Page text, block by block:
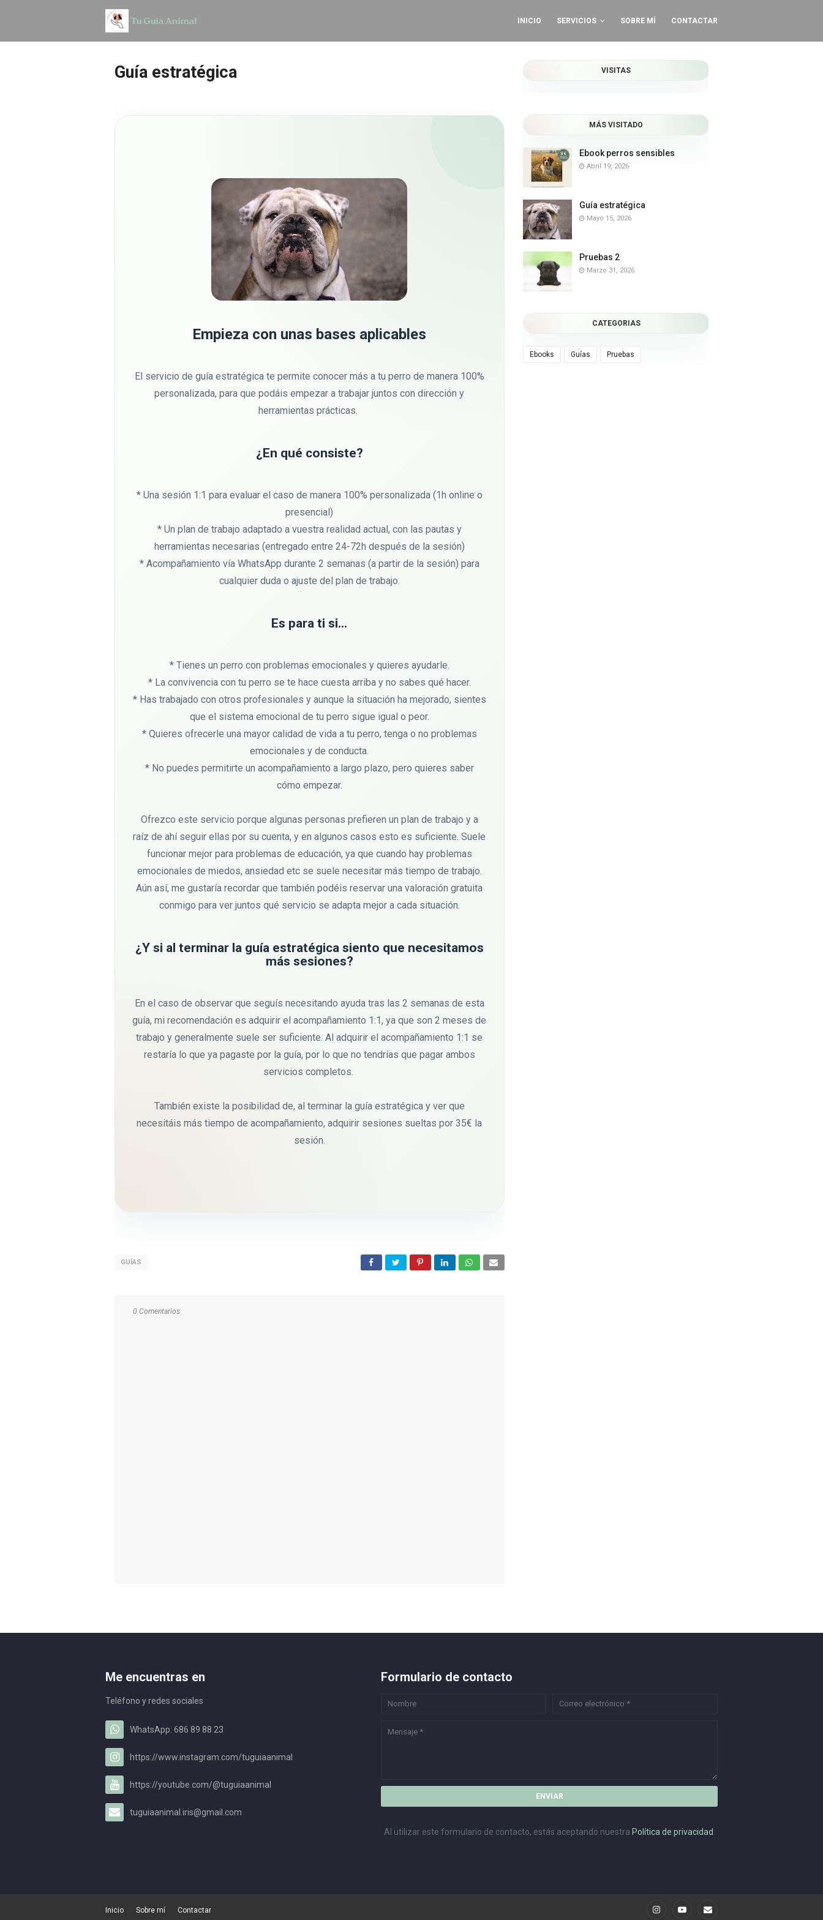
INICIO SERVICIOS SOBRE MÍ CONTACTAR
Guía estratégica
Empieza con unas bases aplicables
El servicio de guía estratégica te permite conocer más a tu perro de manera 100%
personalizada, para que podáis empezar a trabajar juntos con dirección y
herramientas prácticas.
¿En qué consiste?
* Una sesión 1:1 para evaluar el caso de manera 100% personalizada (1h online o
presencial)
* Un plan de trabajo adaptado a vuestra realidad actual, con las pautas y
herramientas necesarias (entregado entre 24-72h después de la sesión)
* Acompañamiento vía WhatsApp durante 2 semanas (a partir de la sesión) para
cualquier duda o ajuste del plan de trabajo.
Es para ti si...
* Tienes un perro con problemas emocionales y quieres ayudarle.
* La convivencia con tu perro se te hace cuesta arriba y no sabes qué hacer.
* Has trabajado con otros profesionales y aunque la situación ha mejorado, sientes
que el sistema emocional de tu perro sigue igual o peor.
* Quieres ofrecerle una mayor calidad de vida a tu perro, tenga o no problemas
emocionales y de conducta.
* No puedes permitirte un acompañamiento a largo plazo, pero quieres saber
cómo empezar.
Ofrezco este servicio porque algunas personas prefieren un plan de trabajo y a
raíz de ahí seguir ellas por su cuenta, y en algunos casos esto es suficiente. Suele
funcionar mejor para problemas de educación, ya que cuando hay problemas
emocionales de miedos, ansiedad etc se suele necesitar más tiempo de trabajo.
Aún así, me gustaría recordar que también podéis reservar una valoración gratuita
conmigo para ver juntos qué servicio se adapta mejor a cada situación.
¿Y si al terminar la guía estratégica siento que necesitamos
más sesiones?
En el caso de observar que seguís necesitando ayuda tras las 2 semanas de esta
guía, mi recomendación es adquirir el acompañamiento 1:1, ya que son 2 meses de
trabajo y generalmente suele ser suficiente. Al adquirir el acompañamiento 1:1 se
restaría lo que ya pagaste por la guía, por lo que no tendrías que pagar ambos
servicios completos.
También existe la posibilidad de, al terminar la guía estratégica y ver que
necesitáis más tiempo de acompañamiento, adquirir sesiones sueltas por 35€ la
sesión.
GUÍAS
0 Comentarios
VISITAS
MÁS VISITADO
Ebook perros sensibles
Abril 19, 2026
Guía estratégica
Mayo 15, 2026
Pruebas 2
Marzo 31, 2026
CATEGORIAS
Ebooks Guías Pruebas
Me encuentras en
Teléfono y redes sociales
WhatsApp: 686 89 88 23
https://www.instagram.com/tuguiaanimal
https://youtube.com/@tuguiaanimal
tuguiaanimal.iris@gmail.com
Formulario de contacto
Al utilizar este formulario de contacto, estás aceptando nuestra Política de privacidad
Inicio Sobre mí Contactar